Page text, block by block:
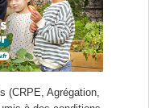
(CRPE, Agrégation,